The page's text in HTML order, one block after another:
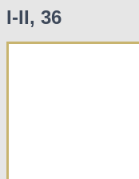
I-II, 36